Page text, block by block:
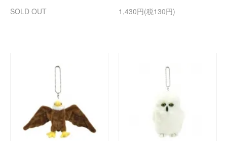
SOLD OUT
1,430円(税130円)